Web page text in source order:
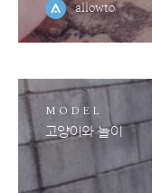
allowto
MODEL
고양이와 놀이